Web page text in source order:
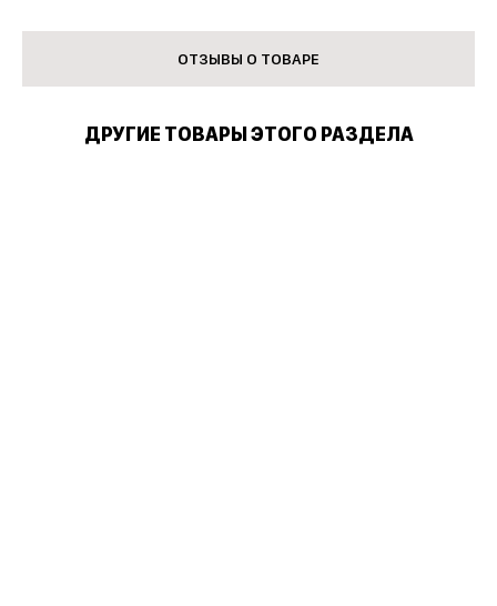
ОТЗЫВЫ О ТОВАРЕ
ДРУГИЕ ТОВАРЫ ЭТОГО РАЗДЕЛА